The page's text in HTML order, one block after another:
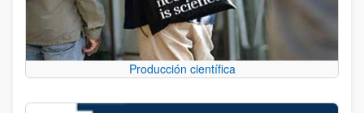
Producción científica